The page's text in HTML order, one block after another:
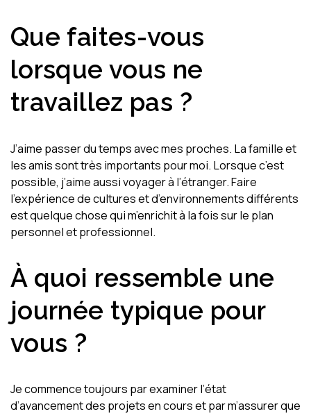
Que faites-vous
lorsque vous ne
travaillez pas ?
J’aime passer du temps avec mes proches. La famille et
les amis sont très importants pour moi. Lorsque c’est
possible, j’aime aussi voyager à l’étranger. Faire
l’expérience de cultures et d’environnements différents
est quelque chose qui m’enrichit à la fois sur le plan
personnel et professionnel.
À quoi ressemble une
journée typique pour
vous ?
Je commence toujours par examiner l’état
d’avancement des projets en cours et par m’assurer que